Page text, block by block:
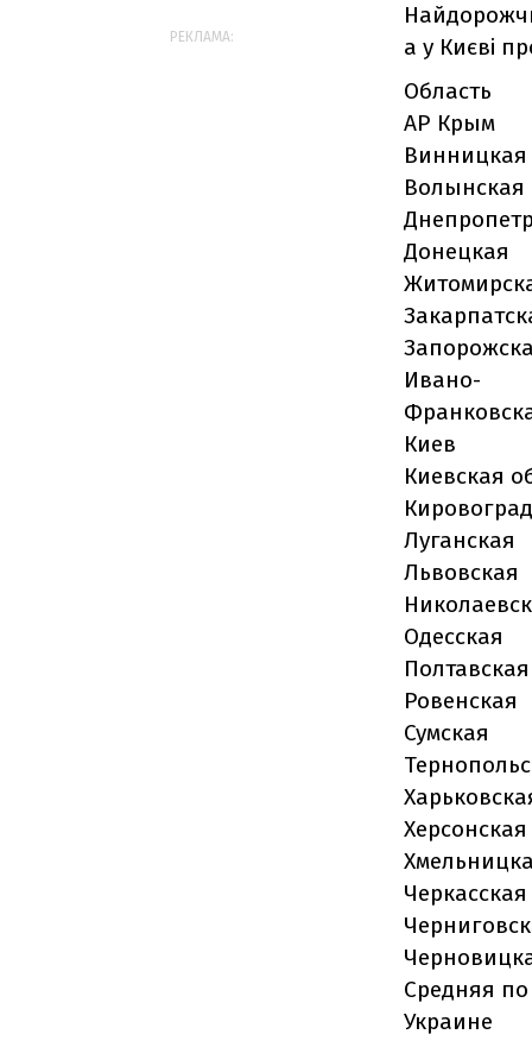
а у Києві
Область
АР Крым
Винницкая
Волынская
Донецкая
Ивано-
Киев
Киевская
Луганская
Львовская
Одесская
Полтавская
Ровенская
Сумская
Херсонская
Черкасская
Средняя по
Украине
РЕКЛАМА: